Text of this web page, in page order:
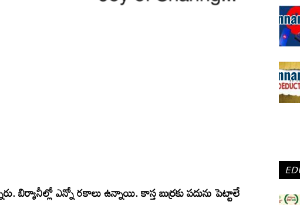
బిర్యానీల్లో ఎన్నో రకాలు ఉన్నాయి. కాస్త బుర్రకు పదును పెట్టాలే